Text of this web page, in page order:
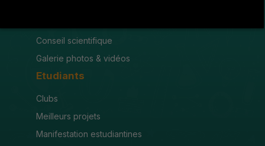
Conseil scientifique
Galerie photos & vidéos
Etudiants
Clubs
Meilleurs projets
Manifestation estudiantines